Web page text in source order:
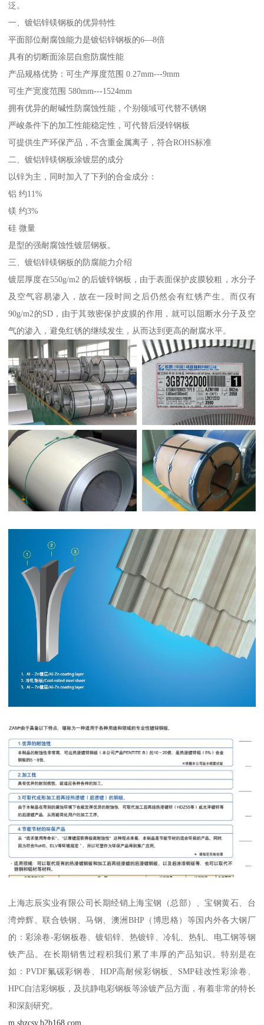
泛。
一、镀铝锌镁钢板的优异特性
平面部位耐腐蚀能力是镀铝锌钢板的6—8倍
具有的切断面涂层自愈防腐性能
产品规格优势：可生产厚度范围 0.27mm---9mm
可生产宽度范围 580mm---1524mm
拥有优异的耐碱性防腐蚀性能，个别领域可代替不锈钢
严峻条件下的加工性能稳定性，可代替后浸锌钢板
可提供生产环保产品，不含重金属离子，符合ROHS标准
二、镀铝锌镁钢板涂镀层的成分
以锌为主，同时加入了下列的合金成分：
铝 约11%
镁 约3%
硅 微量
是型的强耐腐蚀性镀层钢板。
三、镀铝锌镁钢板的防腐能力介绍
镀层厚度在550g/m2 的后镀锌钢板，由于表面保护皮膜较粗，水分子
及空气容易渗入，故在一段时间之后仍然会有红锈产生。而仅有
90g/m2的SD，由于其致密保护皮膜的作用，就可以阻断水分子及空
气的渗入，避免红锈的继续发生，从而达到更高的耐腐水平。
上海志辰实业有限公司长期经销上海宝钢（总部）、宝钢黄石、台
湾烨辉、联合铁钢、马钢、澳洲BHP（博思格）等国内外各大钢厂
的：彩涂卷-彩钢板卷、镀铝锌、热镀锌、冷轧、热轧、电工钢等钢
铁产品。在长期销售过程积我们累了丰厚的产品知识。特别是在
如：PVDF氟碳彩钢卷、HDP高耐候彩钢板、SMP硅改性彩涂卷、
HPC自洁彩钢板，及抗静电彩钢板等涂镀产品方面，有着非常的特长
和深刻研究。
m.shzcsy.b2b168.com